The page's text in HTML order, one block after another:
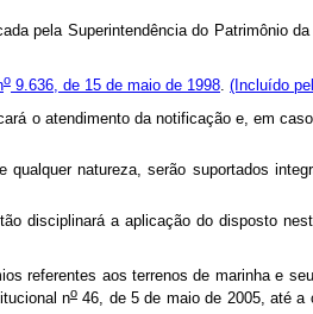
pela Superintendência do Patrimônio
o 9.636, de 15 de maio de 1998. (Incluído
o atendimento da notificação e, em
natureza, serão suportados
disciplinará a aplicação do disposto
referentes aos terrenos de marinha e
no46, de 5 de maio de 2005, até a